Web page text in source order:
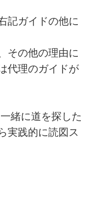
記ガイドの他に
その他の理由に
代理のガイドが
緒に道を探した
実践的に読図ス